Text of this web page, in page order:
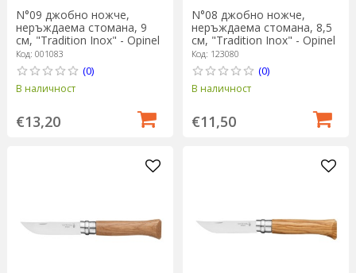
N°09 джобно ножче,
неръждаема стомана, 9
см, "Tradition Inox" - Opinel
Код: 001083
(0)
В наличност
€13,20
N°08 джобно ножче,
неръждаема стомана, 8,5
см, "Tradition Inox" - Opinel
Код: 123080
(0)
В наличност
€11,50